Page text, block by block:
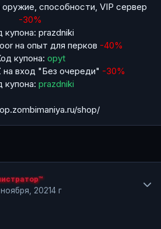
оружие, способности, VIP сервер
-30%
купона: prazdniki
на опыт для перков -40%
купона: opyt
на вход "Без очереди" -30%
купона: prazdniki
shop/
20214 г